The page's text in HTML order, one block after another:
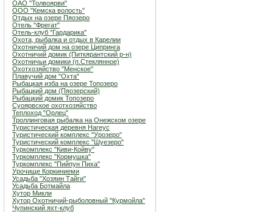
ОАО "Толвоярви"
ООО "Кемска волость"
Отдых на озере Пяозеро
Отель "Фрегат"
Отель-клуб "Гардарика"
Охота, рыбалка и отдых в Карелии
Охотничий дом на озере Ципринга
Охотничий домик (Питкярантский р-н)
Охотничьи домики (п.Стеклянное)
Охотхозяйство "Менское"
Плавучий дом "Охта"
Рыбацкая изба на озере Топозеро
Рыбацкий дом (Пяозерский)
Рыбацкий домик Топозеро
Суоярвское охотхозяйство
Теплоход "Орлец"
Троллинговая рыбалка на Онежском озере
Туристическая деревня Нагеус
Туристический комплекс "Урозеро"
Туристический комплекс "Шуезеро"
Туркомплекс "Киви-Койву"
Туркомплекс "Кормушка"
Туркомплекс "Пийпун Пиха"
Урочище Коркиниеми
Усадьба "Хозяин Тайги"
Усадьба Ботмайла
Хутор Микли
Хутор Охотничий-рыболовный "Курмойла"
Чупинский яхт-клуб